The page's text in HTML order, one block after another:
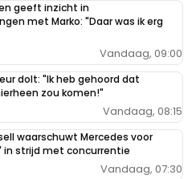
geeft inzicht in
met Marko: "Daar was ik erg
Vandaag, 09:00
dolt: "Ik heb gehoord dat
zou komen!"
Vandaag, 08:15
waarschuwt Mercedes voor
strijd met concurrentie
Vandaag, 07:30